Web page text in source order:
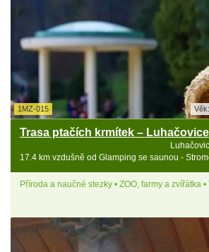
1MZ-015
Trasa ptačích krmítek – Luhačovice
17.4 km vzdušně od Glamping se saunou -
Příroda a naučné stezky • ZOO, farmy a zvířátka